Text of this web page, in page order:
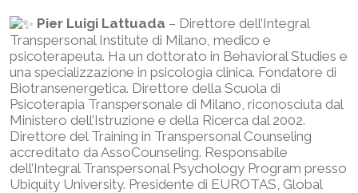
Pier Luigi Lattuada – Direttore dell’Integral
Transpersonal Institute di Milano, medico e
psicoterapeuta. Ha un dottorato in Behavioral Studies e
una specializzazione in psicologia clinica. Fondatore di
Biotransenergetica. Direttore della Scuola di
Psicoterapia Transpersonale di Milano, riconosciuta dal
Ministero dell’Istruzione e della Ricerca dal 2002.
Direttore del Training in Transpersonal Counseling
accreditato da AssoCounseling. Responsabile
dell’Integral Transpersonal Psychology Program presso
Ubiquity University. Presidente di EUROTAS, Global